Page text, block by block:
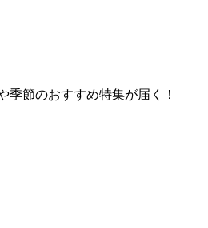
季節のおすすめ特集が届く！